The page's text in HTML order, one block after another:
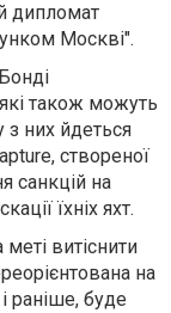
дипломат
Москві".
також можуть
них йдеться
створеної
санкцій на
їхніх яхт.
витіснити
на
раніше, буде